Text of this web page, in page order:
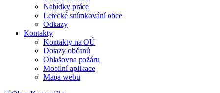
Nabídky práce
Letecké snímkování obce
Odkazy
Kontakty
Kontakty na OÚ
Dotazy občanů
Ohlašovna požáru
Mobilní aplikace
Mapa webu